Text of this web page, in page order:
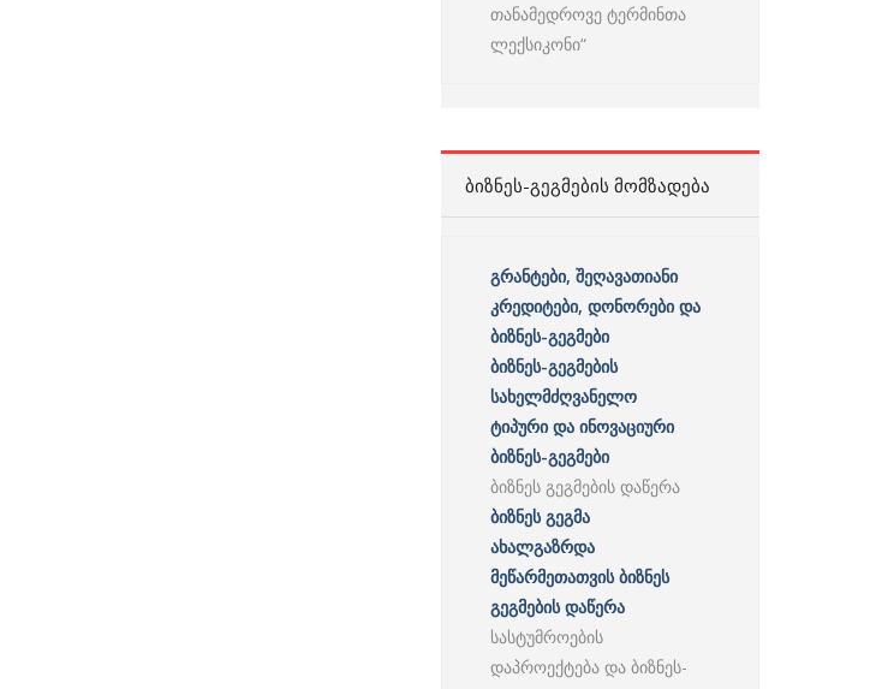
თანამედროვე ტერმინთა
ლექსიკონი“
ᲑᲘᲖᲜᲔᲡ-ᲒᲔᲒᲛᲔᲑᲘᲡ ᲛᲝᲛᲖᲐᲓᲔᲑᲐ
გრანტები, შეღავათიანი
კრედიტები, დონორები და
ბიზნეს-გეგმები
ბიზნეს-გეგმების
სახელმძღვანელო
ტიპური და ინოვაციური
ბიზნეს-გეგმები
ბიზნეს გეგმების დაწერა
ბიზნეს გეგმა
ახალგაზრდა
მეწარმეთათვის ბიზნეს
გეგმების დაწერა
სასტუმროების
დაპროექტება და ბიზნეს-